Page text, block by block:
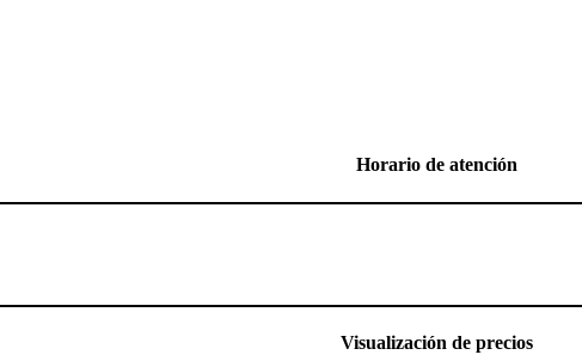
Horario de atención
Visualización de precios